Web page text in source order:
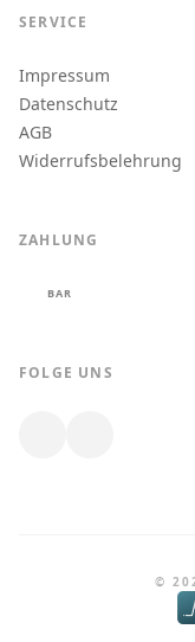
SERVICE
Impressum
Datenschutz
AGB
Widerrufsbelehrung
ZAHLUNG
BAR
FOLGE UNS
©